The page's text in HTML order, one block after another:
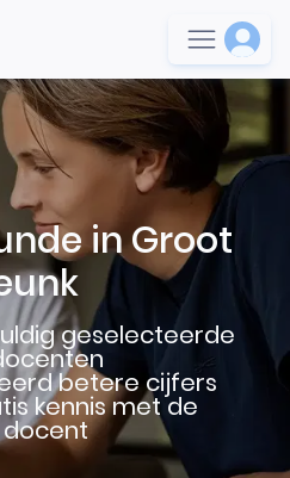
in Groot
geselecteerde
betere cijfers
kennis met de
docent